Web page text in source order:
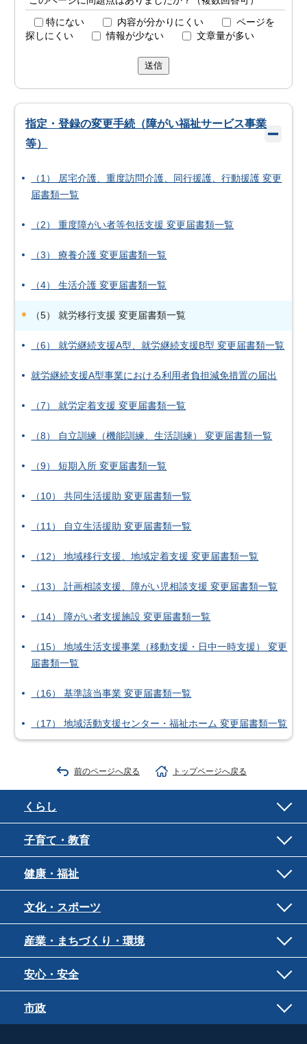
特にない 内容が分かりにくい
ページを
探しにくい
情報が少ない 文章量が多い
送信
指定・登録の変更手続（障がい福祉サービス事業
等）
（1） 居宅介護、重度訪問介護、同行援護、行動援護 変更
届書類一覧
（2） 重度障がい者等包括支援 変更届書類一覧
（3） 療養介護 変更届書類一覧
（4） 生活介護 変更届書類一覧
（5） 就労移行支援 変更届書類一覧
（6） 就労継続支援A型、就労継続支援B型 変更届書類一覧
就労継続支援A型事業における利用者負担減免措置の届出
（7） 就労定着支援 変更届書類一覧
（8） 自立訓練（機能訓練、生活訓練） 変更届書類一覧
（9） 短期入所 変更届書類一覧
（10） 共同生活援助 変更届書類一覧
（11） 自立生活援助 変更届書類一覧
（12） 地域移行支援、地域定着支援 変更届書類一覧
（13） 計画相談支援、障がい児相談支援 変更届書類一覧
（14） 障がい者支援施設 変更届書類一覧
（15） 地域生活支援事業（移動支援・日中一時支援） 変更
届書類一覧
（16） 基準該当事業 変更届書類一覧
（17） 地域活動支援センター・福祉ホーム 変更届書類一覧
前のページへ戻る トップページへ戻る
くらし
子育て・教育
健康・福祉
文化・スポーツ
産業・まちづくり・環境
安心・安全
市政